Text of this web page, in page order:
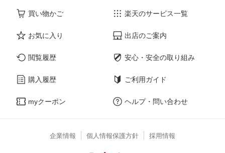
買い物かご
お気に入り
閲覧履歴
購入履歴
myクーポン
楽天のサービス一覧
出店のご案内
安心・安全の取り組み
ご利用ガイド
ヘルプ・問い合わせ
企業情報 個人情報保護方針 採用情報